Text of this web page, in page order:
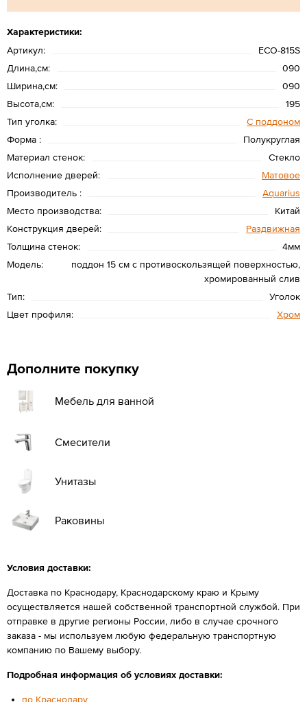
Характеристики:
Артикул:
ECO-815S
Длина,см:
090
Ширина,см:
090
Высота,см:
195
Тип уголка:
С поддоном
Форма :
Полукруглая
Материал стенок:
Стекло
Исполнение дверей:
Матовое
Производитель :
Aquarius
Место производства:
Китай
Конструкция дверей:
Раздвижная
Толщина стенок:
4мм
Модель:
поддон 15 см с противоскользящей поверхностью,
хромированный слив
Тип:
Уголок
Цвет профиля:
Хром
Дополните покупку
Мебель для ванной
Смесители
Унитазы
Раковины
Условия доставки:
Доставка по Краснодару, Краснодарскому краю и Крыму
осуществляется нашей собственной транспортной службой. При
отправке в другие регионы России, либо в случае срочного
заказа - мы используем любую федеральную транспортную
компанию по Вашему выбору.
Подробная информация об условиях доставки:
по Краснодару